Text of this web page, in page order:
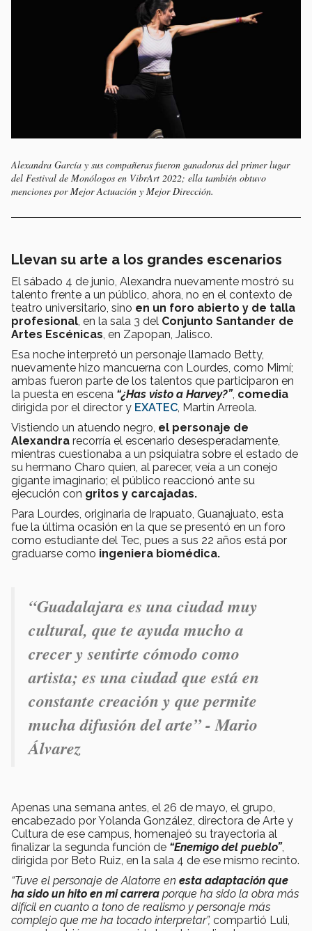
Alexandra García y sus compañeras fueron ganadoras del primer lugar
del Festival de Monólogos en VibrArt 2022; ella también obtuvo
menciones por Mejor Actuación y Mejor Dirección.
Llevan su arte a los grandes escenarios
El sábado 4 de junio, Alexandra nuevamente mostró su
talento frente a un público, ahora, no en el contexto de
teatro universitario, sino en un foro abierto y de talla
profesional , en la sala 3 del Conjunto Santander de
Artes Escénicas , en Zapopan, Jalisco.
Esa noche interpretó un personaje llamado Betty,
nuevamente hizo mancuerna con Lourdes, como Mimí;
ambas fueron parte de los talentos que participaron en
la puesta en escena “¿Has visto a Harvey?”, comedia
dirigida por el director y EXATEC , Martín Arreola.
Vistiendo un atuendo negro, el personaje de
Alexandra recorría el escenario desesperadamente,
mientras cuestionaba a un psiquiatra sobre el estado de
su hermano Charo quien, al parecer, veía a un conejo
gigante imaginario; el público reaccionó ante su
ejecución con gritos y carcajadas.
Para Lourdes, originaria de Irapuato, Guanajuato, esta
fue la última ocasión en la que se presentó en un foro
como estudiante del Tec, pues a sus 22 años está por
graduarse como ingeniera biomédica.
“Guadalajara es una ciudad muy
cultural, que te ayuda mucho a
crecer y sentirte cómodo como
artista; es una ciudad que está en
constante creación y que permite
mucha difusión del arte” - Mario
Álvarez
Apenas una semana antes, el 26 de mayo, el grupo,
encabezado por Yolanda González, directora de Arte y
Cultura de ese campus, homenajeó su trayectoria al
finalizar la segunda función de “Enemigo del pueblo”,
dirigida por Beto Ruiz, en la sala 4 de ese mismo recinto.
“Tuve el personaje de Alatorre en esta adaptación que
ha sido un hito en mi carrera porque ha sido la obra más
difícil en cuanto a tono de realismo y personaje más
complejo que me ha tocado interpretar”, compartió Luli,